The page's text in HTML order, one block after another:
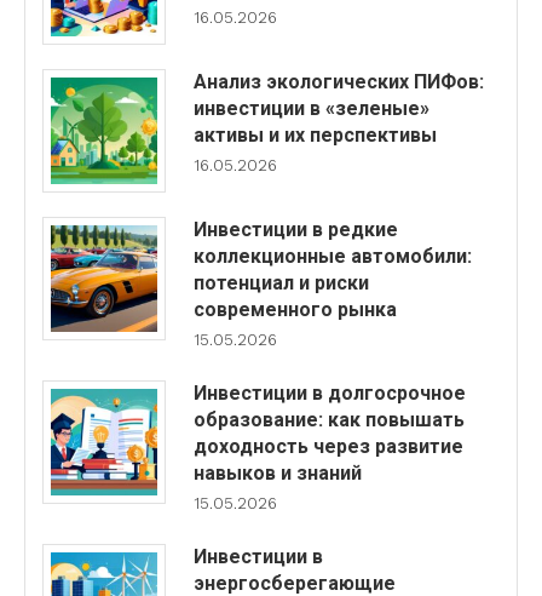
16.05.2026
Анализ экологических ПИФов:
инвестиции в «зеленые»
активы и их перспективы
16.05.2026
Инвестиции в редкие
коллекционные автомобили:
потенциал и риски
современного рынка
15.05.2026
Инвестиции в долгосрочное
образование: как повышать
доходность через развитие
навыков и знаний
15.05.2026
Инвестиции в
энергосберегающие